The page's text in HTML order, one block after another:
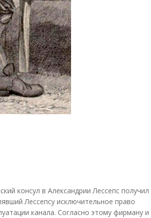
консул в Александрии Лессепс получил
Лессепсу исключительное право
канала. Согласно этому фирману и